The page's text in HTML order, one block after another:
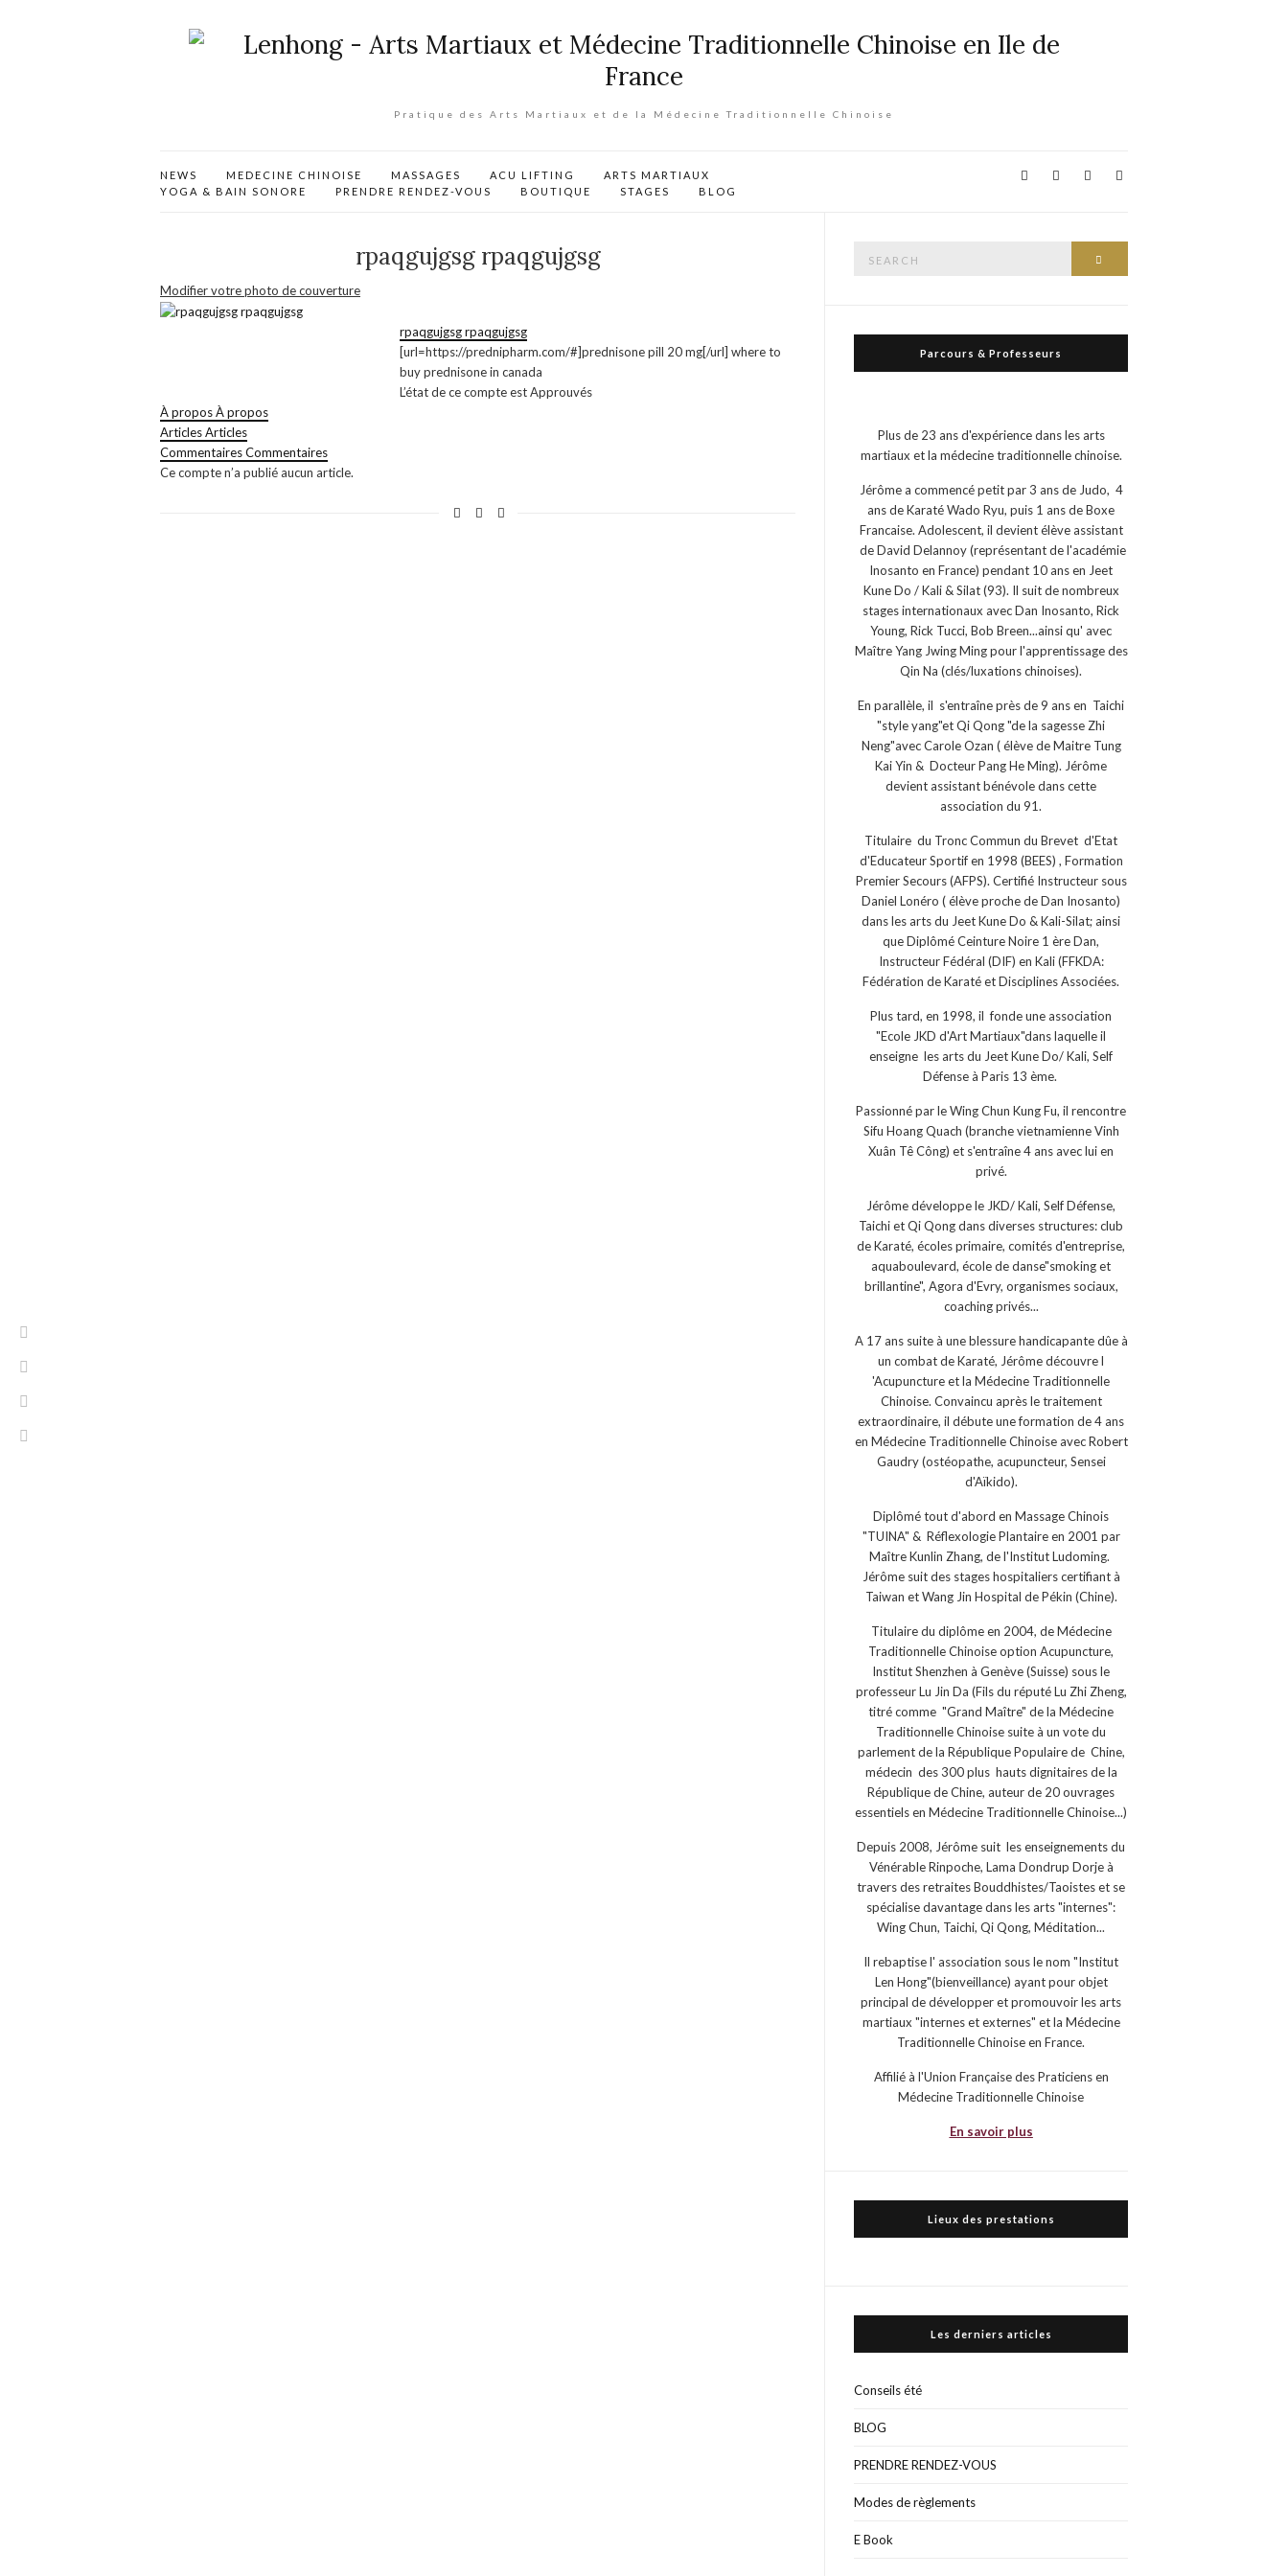
Pratique des Arts Martiaux et de la Médecine Traditionnelle Chinoise
NEWS MEDECINE CHINOISE MASSAGES ACU LIFTING
ARTS MARTIAUX
YOGA & BAIN SONORE
PRENDRE RENDEZ-VOUS BOUTIQUE STAGES BLOG
rpaqgujgsg rpaqgujgsg
Modifier votre photo de couverture
rpaqgujgsg rpaqgujgsg
[url=https://prednipharm.com/#]prednisone pill 20 mg[/url] where to
buy prednisone in canada
L’état de ce compte est Approuvés
À proposÀ propos
ArticlesArticles
CommentairesCommentaires
Ce compte n’a publié aucun article.
Parcours & Professeurs
Plus de 23 ans d'expérience dans les arts
martiaux et la médecine traditionnelle chinoise.
Jérôme a commencé petit par 3 ans de Judo, 4
ans de Karaté Wado Ryu, puis 1 ans de Boxe
Francaise. Adolescent, il devient élève assistant
de David Delannoy (représentant de l'académie
Inosanto en France) pendant 10 ans en Jeet
Kune Do / Kali & Silat (93). Il suit de nombreux
stages internationaux avec Dan Inosanto, Rick
Young, Rick Tucci, Bob Breen...ainsi qu' avec
Maître Yang Jwing Ming pour l'apprentissage des
Qin Na (clés/luxations chinoises).
En parallèle, il s'entraîne près de 9 ans en Taichi
"style yang"et Qi Qong "de la sagesse Zhi
Neng"avec Carole Ozan ( élève de Maitre Tung
Kai Yin & Docteur Pang He Ming). Jérôme
devient assistant bénévole dans cette
association du 91.
Titulaire du Tronc Commun du Brevet d'Etat
d'Educateur Sportif en 1998 (BEES) , Formation
Premier Secours (AFPS). Certifié Instructeur sous
Daniel Lonéro ( élève proche de Dan Inosanto)
dans les arts du Jeet Kune Do & Kali-Silat; ainsi
que Diplômé Ceinture Noire 1 ère Dan,
Instructeur Fédéral (DIF) en Kali (FFKDA:
Fédération de Karaté et Disciplines Associées.
Plus tard, en 1998, il fonde une association
"Ecole JKD d'Art Martiaux"dans laquelle il
enseigne les arts du Jeet Kune Do/ Kali, Self
Défense à Paris 13 ème.
Passionné par le Wing Chun Kung Fu, il rencontre
Sifu Hoang Quach (branche vietnamienne Vinh
Xuân Tê Công) et s'entraîne 4 ans avec lui en
privé.
Jérôme développe le JKD/ Kali, Self Défense,
Taichi et Qi Qong dans diverses structures: club
de Karaté, écoles primaire, comités d'entreprise,
aquaboulevard, école de danse"smoking et
brillantine", Agora d'Evry, organismes sociaux,
coaching privés...
A 17 ans suite à une blessure handicapante dûe à
un combat de Karaté, Jérôme découvre l
'Acupuncture et la Médecine Traditionnelle
Chinoise. Convaincu après le traitement
extraordinaire, il débute une formation de 4 ans
en Médecine Traditionnelle Chinoise avec Robert
Gaudry (ostéopathe, acupuncteur, Sensei
d'Aïkido).
Diplômé tout d'abord en Massage Chinois
"TUINA" & Réflexologie Plantaire en 2001 par
Maître Kunlin Zhang, de l'Institut Ludoming.
Jérôme suit des stages hospitaliers certifiant à
Taiwan et Wang Jin Hospital de Pékin (Chine).
Titulaire du diplôme en 2004, de Médecine
Traditionnelle Chinoise option Acupuncture,
Institut Shenzhen à Genève (Suisse) sous le
professeur Lu Jin Da (Fils du réputé Lu Zhi Zheng,
titré comme "Grand Maître" de la Médecine
Traditionnelle Chinoise suite à un vote du
parlement de la République Populaire de Chine,
médecin des 300 plus hauts dignitaires de la
République de Chine, auteur de 20 ouvrages
essentiels en Médecine Traditionnelle Chinoise...)
Depuis 2008, Jérôme suit les enseignements du
Vénérable Rinpoche, Lama Dondrup Dorje à
travers des retraites Bouddhistes/Taoistes et se
spécialise davantage dans les arts "internes":
Wing Chun, Taichi, Qi Qong, Méditation...
Il rebaptise l' association sous le nom "Institut
Len Hong"(bienveillance) ayant pour objet
principal de développer et promouvoir les arts
martiaux "internes et externes" et la Médecine
Traditionnelle Chinoise en France.
Affilié à l'Union Française des Praticiens en
Médecine Traditionnelle Chinoise
En savoir plus
Lieux des prestations
Les derniers articles
Conseils été
BLOG
PRENDRE RENDEZ-VOUS
Modes de règlements
E Book